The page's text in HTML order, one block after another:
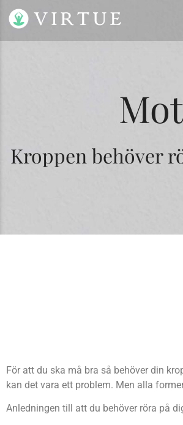
Kroppen behöver
För att du ska må bra så behöver din
kan det vara ett problem. Men alla
Anledningen till att du behöver röra på